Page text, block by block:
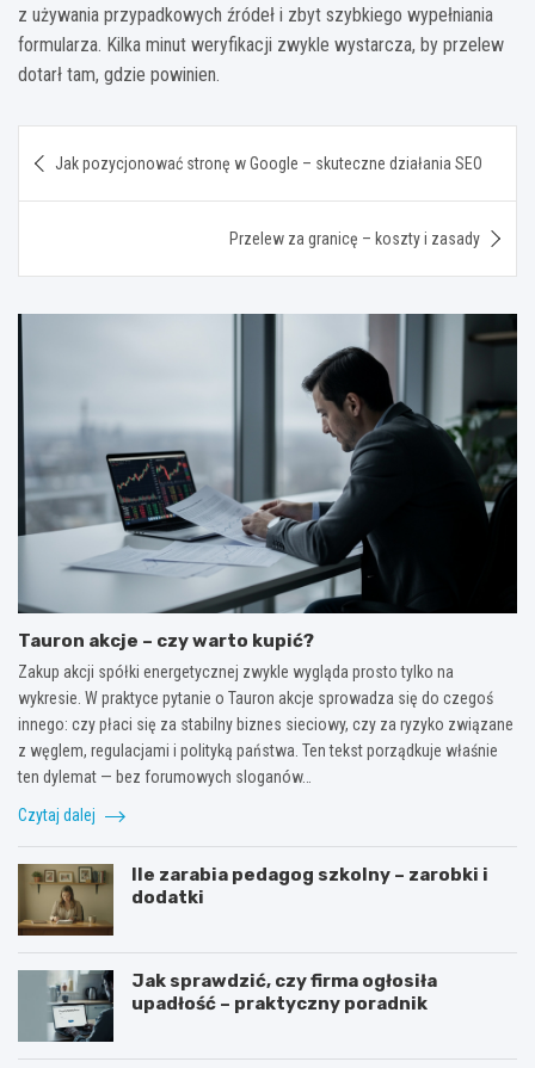
z używania przypadkowych źródeł i zbyt szybkiego wypełniania
formularza. Kilka minut weryfikacji zwykle wystarcza, by przelew
dotarł tam, gdzie powinien.
wpisu
Jak pozycjonować stronę w Google – skuteczne działania SEO
Przelew za granicę – koszty i zasady
Tauron akcje – czy warto kupić?
Zakup akcji spółki energetycznej zwykle wygląda prosto tylko na
wykresie. W praktyce pytanie o Tauron akcje sprowadza się do czegoś
innego: czy płaci się za stabilny biznes sieciowy, czy za ryzyko związane
z węglem, regulacjami i polityką państwa. Ten tekst porządkuje właśnie
ten dylemat — bez forumowych sloganów…
Czytaj dalej
Ile zarabia pedagog szkolny – zarobki i
dodatki
Jak sprawdzić, czy firma ogłosiła
upadłość – praktyczny poradnik